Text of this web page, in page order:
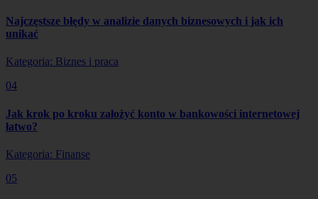
Najczęstsze błędy w analizie danych biznesowych i jak ich
unikać
Kategoria: Biznes i praca
04
Jak krok po kroku założyć konto w bankowości internetowej
łatwo?
Kategoria: Finanse
05